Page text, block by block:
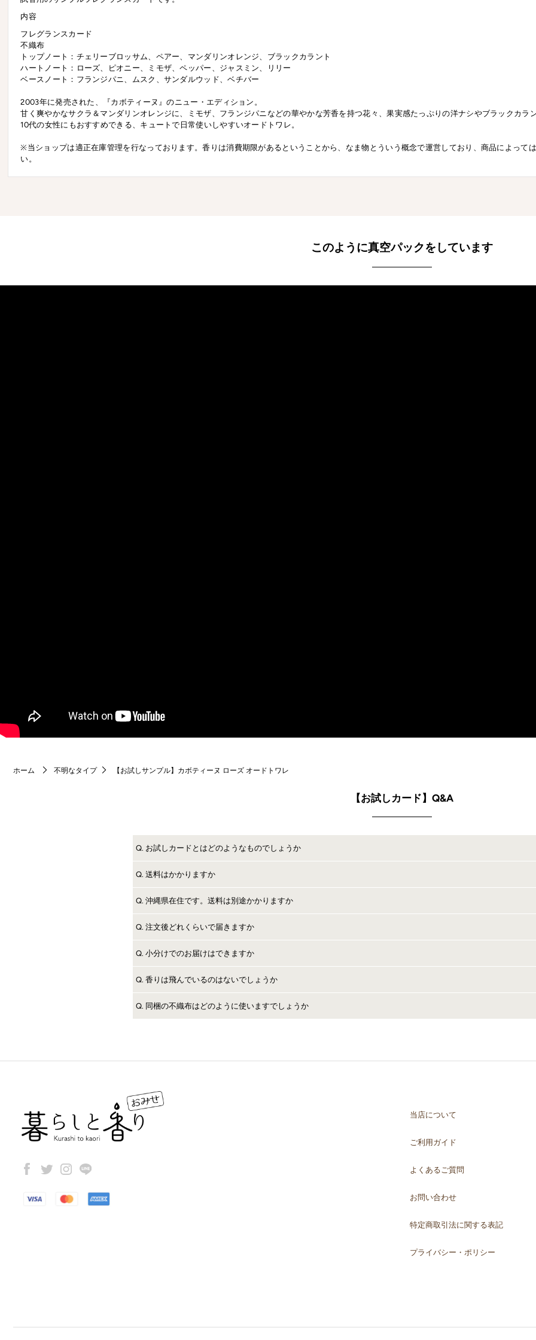
内容
フレグランスカード
不織布
トップノート：チェリーブロッサム、ペアー、マンダリンオレンジ、ブラックカラント
ハートノート：ローズ、ピオニー、ミモザ、ペッパー、ジャスミン、リリー
ベースノート：フランジパニ、ムスク、サンダルウッド、ベチバー
2003年に発売された、『カボティーヌ』のニュー・エディション。
甘く爽やかなサクラ＆マンダリンオレンジに、ミモザ、フランジパニなどの華やかな芳香を持つ花々、果実感たっぷりの洋ナシやブラックカラ
10代の女性にもおすすめできる、キュートで日常使いしやすいオードトワレ。
※当ショップは適正在庫管理を行なっております。香りは消費期限があるということから、なま物とういう概念で運営しており、商品によって
い。
このように真空パックをしています
ホーム 不明なタイプ 【お試しサンプル】カボティーヌ ローズ オードトワレ
【お試しカード】Q&A
Q. お試しカードとはどのようなものでしょうか
A. 名刺サイズほどで厚めの特別な試香紙を使ったカードです。
カードに香りを塗布後すぐに真空パック処理を施し、香りを閉じ込めます。
Q. 送料はかかりますか
A. かかります。
Q. 沖縄県在住です。送料は別途かかりますか
A. 北海道、沖縄、離島でも送料は別途かかりません。
Q. 注文後どれくらいで届きますか
A. ご注文後5以内の発送になります。
あらかじめご了承ください。
Q. 小分けでのお届けはできますか
A. 暮らしと香りでは【薬機法違反】【調香師、ブランドへのリスペクト】【著作、商標権】を考慮して小分け販売
Q. 香りは飛んでいるのはないでしょうか
A. 当店のカードは香りを塗布後、すぐに真空パック処理をしております。コロンからパルファムの様々な香りで
Q. 同梱の不織布はどのように使いますでしょうか
当店について
ご利用ガイド
よくあるご質問
お問い合わせ
特定商取引法に関する表記
プライバシー・ポリシー